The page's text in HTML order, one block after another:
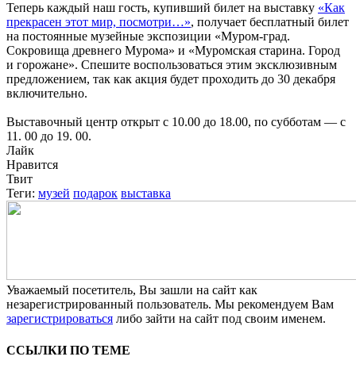
Теперь каждый наш гость, купивший билет на выставку «Как
прекрасен этот мир, посмотри…», получает бесплатный билет
на постоянные музейные экспозиции «Муром-град.
Сокровища древнего Мурома» и «Муромская старина. Город
и горожане». Спешите воспользоваться этим эксклюзивным
предложением, так как акция будет проходить до 30 декабря
включительно.
Выставочный центр открыт с 10.00 до 18.00, по субботам — с
11. 00 до 19. 00.
Лайк
Нравится
Твит
Теги: музей подарок выставка
Уважаемый посетитель, Вы зашли на сайт как
незарегистрированный пользователь. Мы рекомендуем Вам
зарегистрироваться либо зайти на сайт под своим именем.
ССЫЛКИ ПО ТЕМЕ